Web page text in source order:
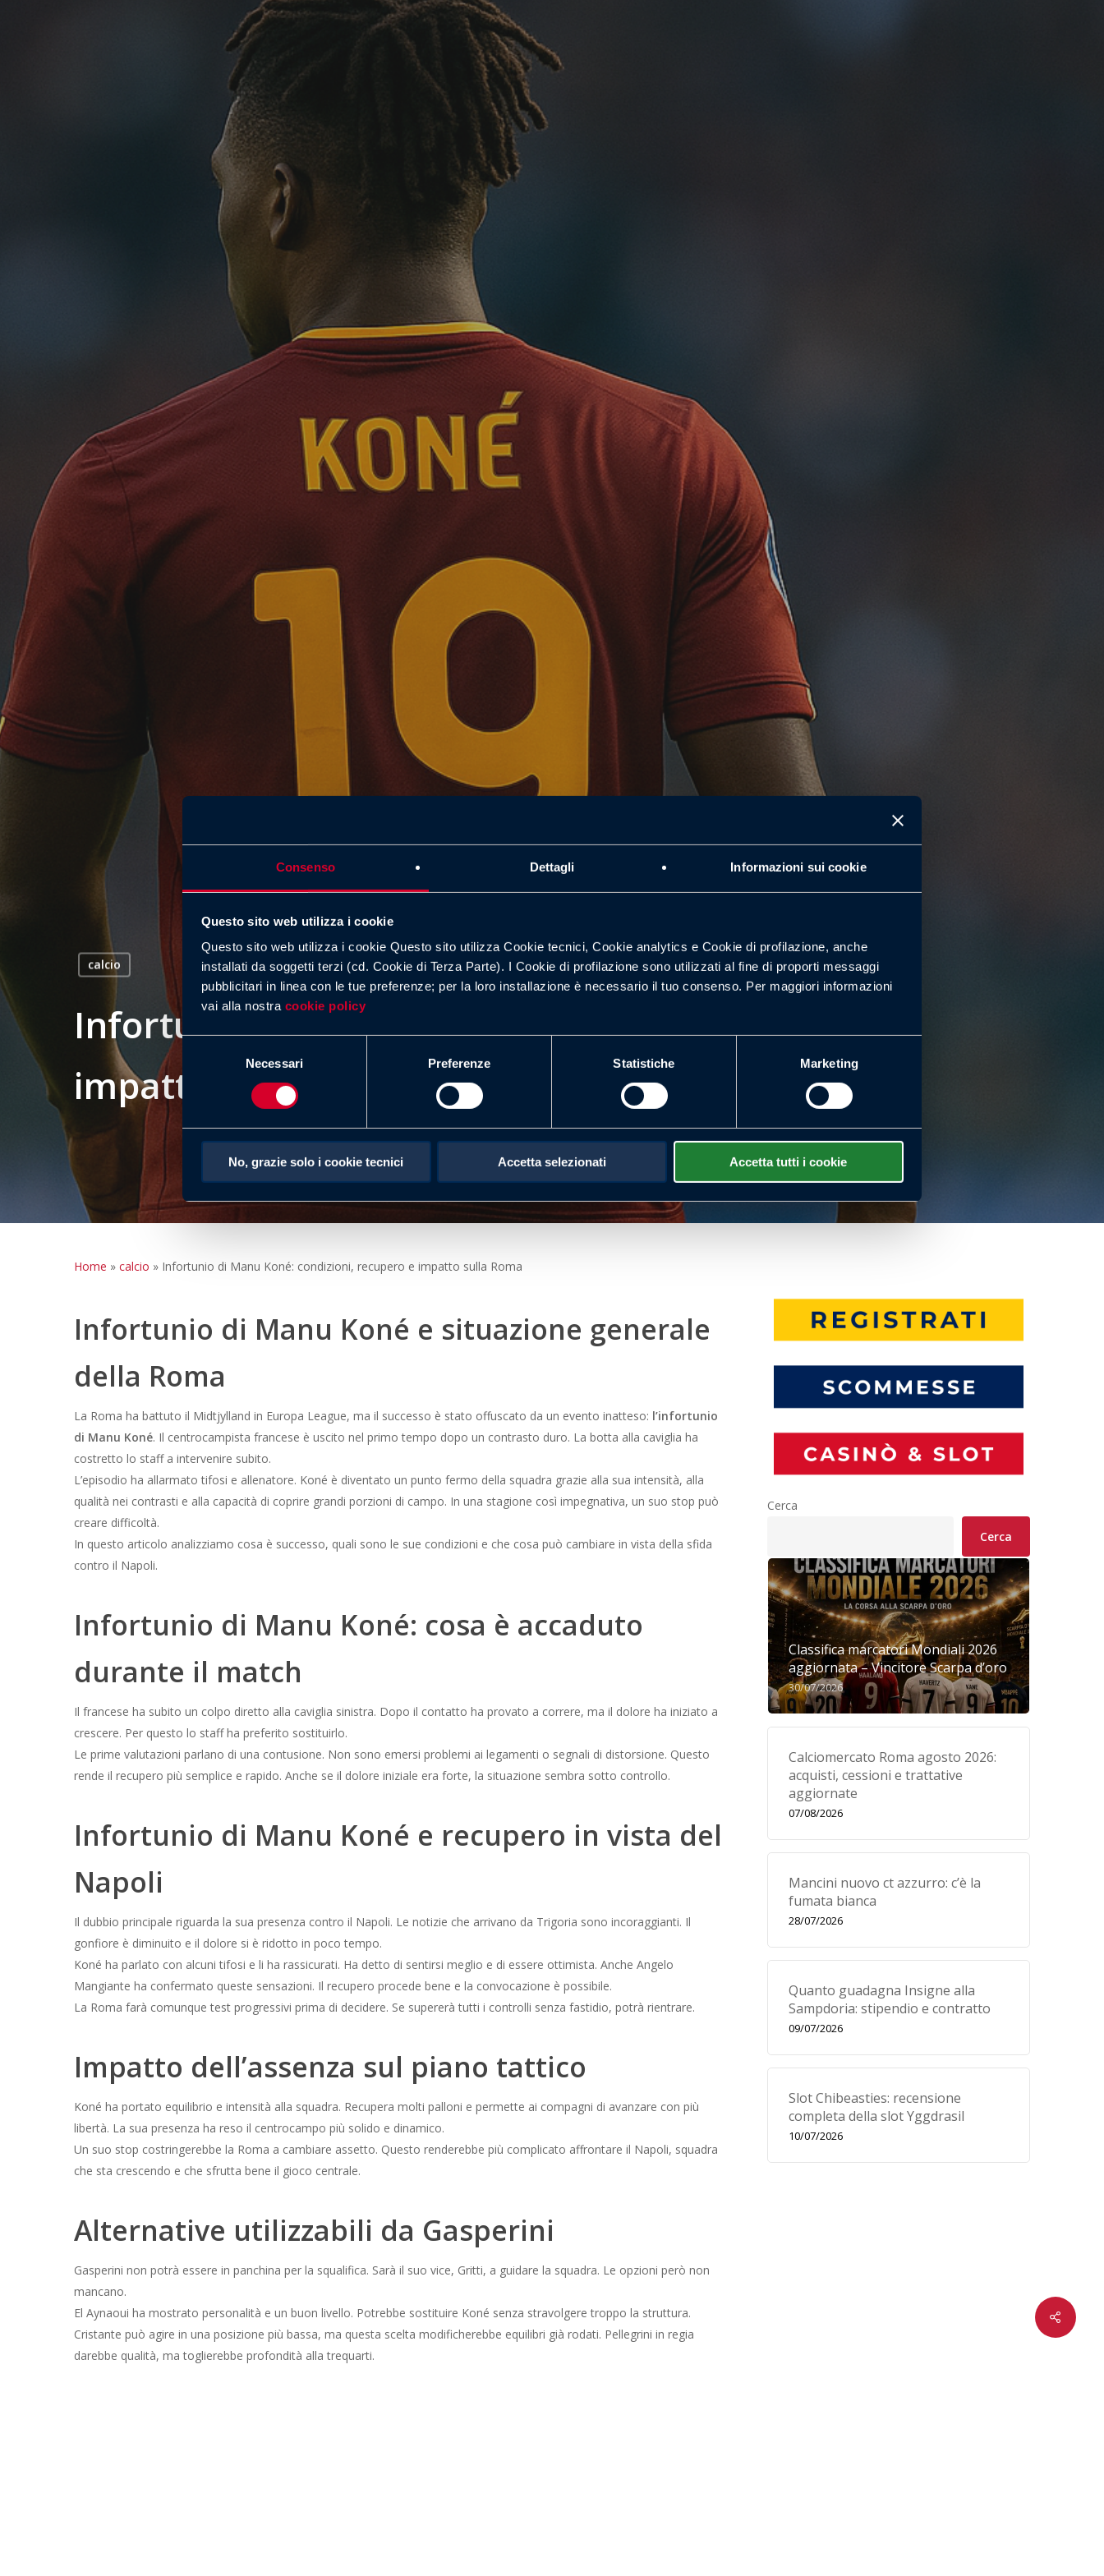
Consenso Dettagli Informazioni sui cookie
Questo sito web utilizza i cookie
Questo sito web utilizza i cookie Questo sito utilizza Cookie tecnici, Cookie analytics e Cookie di profilazione, anche
installati da soggetti terzi (cd. Cookie di Terza Parte). I Cookie di profilazione sono utilizzati al fine di proporti messaggi
pubblicitari in linea con le tue preferenze; per la loro installazione è necessario il tuo consenso. Per maggiori informazioni
vai alla nostra cookie policy
Necessari Preferenze Statistiche Marketing
No, grazie solo i cookie tecnici Accetta selezionati Accetta tutti i cookie
calcio
Infortunio di Manu Koné: condizioni, recupero e
impatto sulla Roma
Home » calcio » Infortunio di Manu Koné: condizioni, recupero e impatto sulla Roma
Infortunio di Manu Koné e situazione generale
della Roma
La Roma ha battuto il Midtjylland in Europa League, ma il successo è stato offuscato da un evento inatteso: l’infortunio
di Manu Koné. Il centrocampista francese è uscito nel primo tempo dopo un contrasto duro. La botta alla caviglia ha
costretto lo staff a intervenire subito.
L’episodio ha allarmato tifosi e allenatore. Koné è diventato un punto fermo della squadra grazie alla sua intensità, alla
qualità nei contrasti e alla capacità di coprire grandi porzioni di campo. In una stagione così impegnativa, un suo stop può
creare difficoltà.
In questo articolo analizziamo cosa è successo, quali sono le sue condizioni e che cosa può cambiare in vista della sfida
contro il Napoli.
Infortunio di Manu Koné: cosa è accaduto
durante il match
Il francese ha subito un colpo diretto alla caviglia sinistra. Dopo il contatto ha provato a correre, ma il dolore ha iniziato a
crescere. Per questo lo staff ha preferito sostituirlo.
Le prime valutazioni parlano di una contusione. Non sono emersi problemi ai legamenti o segnali di distorsione. Questo
rende il recupero più semplice e rapido. Anche se il dolore iniziale era forte, la situazione sembra sotto controllo.
Infortunio di Manu Koné e recupero in vista del
Napoli
Il dubbio principale riguarda la sua presenza contro il Napoli. Le notizie che arrivano da Trigoria sono incoraggianti. Il
gonfiore è diminuito e il dolore si è ridotto in poco tempo.
Koné ha parlato con alcuni tifosi e li ha rassicurati. Ha detto di sentirsi meglio e di essere ottimista. Anche Angelo
Mangiante ha confermato queste sensazioni. Il recupero procede bene e la convocazione è possibile.
La Roma farà comunque test progressivi prima di decidere. Se supererà tutti i controlli senza fastidio, potrà rientrare.
Impatto dell’assenza sul piano tattico
Koné ha portato equilibrio e intensità alla squadra. Recupera molti palloni e permette ai compagni di avanzare con più
libertà. La sua presenza ha reso il centrocampo più solido e dinamico.
Un suo stop costringerebbe la Roma a cambiare assetto. Questo renderebbe più complicato affrontare il Napoli, squadra
che sta crescendo e che sfrutta bene il gioco centrale.
Alternative utilizzabili da Gasperini
Gasperini non potrà essere in panchina per la squalifica. Sarà il suo vice, Gritti, a guidare la squadra. Le opzioni però non
mancano.
El Aynaoui ha mostrato personalità e un buon livello. Potrebbe sostituire Koné senza stravolgere troppo la struttura.
Cristante può agire in una posizione più bassa, ma questa scelta modificherebbe equilibri già rodati. Pellegrini in regia
darebbe qualità, ma toglierebbe profondità alla trequarti.
Cerca
Cerca
Classifica marcatori Mondiali 2026
aggiornata – Vincitore Scarpa d’oro
30/07/2026
Calciomercato Roma agosto 2026:
acquisti, cessioni e trattative
aggiornate
07/08/2026
Mancini nuovo ct azzurro: c’è la
fumata bianca
28/07/2026
Quanto guadagna Insigne alla
Sampdoria: stipendio e contratto
09/07/2026
Slot Chibeasties: recensione
completa della slot Yggdrasil
10/07/2026